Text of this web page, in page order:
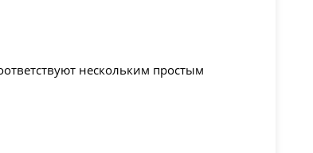
нескольким простым